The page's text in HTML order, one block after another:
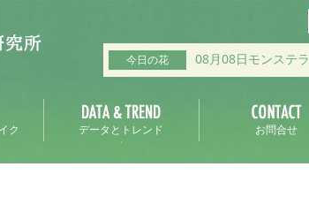
今日の花 08月08日モンステラ
ク データとトレンド お問合せ